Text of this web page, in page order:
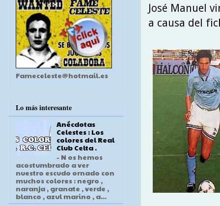
José Manuel
a causa del
Fameceleste@hotmail.es
Lo más interesante
Anécdotas
Celestes : Los
colores del Real
Club Celta .
- N os hemos
acostumbrado a ver
nuestro escudo ornado con
muchos colores : negro ,
naranja , granate , verde ,
blanco , azul marino , a...